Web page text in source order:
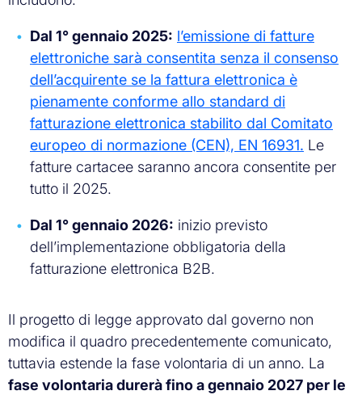
Dal 1° gennaio 2025: l’emissione di fatture
elettroniche sarà consentita senza il consenso
dell’acquirente se la fattura elettronica è
pienamente conforme allo standard di
fatturazione elettronica stabilito dal Comitato
europeo di normazione (CEN), EN 16931. Le
fatture cartacee saranno ancora consentite per
tutto il 2025.
Dal 1° gennaio 2026: inizio previsto
dell’implementazione obbligatoria della
fatturazione elettronica B2B.
Il progetto di legge approvato dal governo non
modifica il quadro precedentemente comunicato,
tuttavia estende la fase volontaria di un anno. La
fase volontaria durerà fino a gennaio 2027 per le